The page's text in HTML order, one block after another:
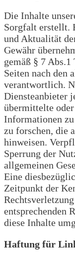
Die Inhalte
Sorgfalt erstellt.
und Aktualität
Gewähr
gemäß § 7
Seiten nach den
verantwortlich.
Diensteanbieter
übermittelte
Informationen zu
zu forschen, die
hinweisen.
Sperrung der
allgemeinen
Eine
Zeitpunkt der
entsprechenden
diese Inhalte
Haftung für